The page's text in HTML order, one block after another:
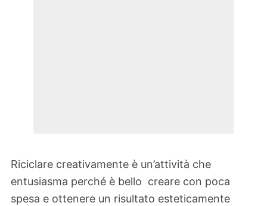
Riciclare creativamente è un’attività che
entusiasma perché è bello creare con poca
spesa e ottenere un risultato esteticamente